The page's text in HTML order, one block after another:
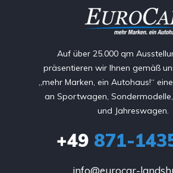
Auf über 25.000 qm
präsentieren wir Ihnen gemäß
„mehr Marken, ein Autohaus!“
an Sportwagen,
und Jahreswagen.
+49 871-
info@eurocar-